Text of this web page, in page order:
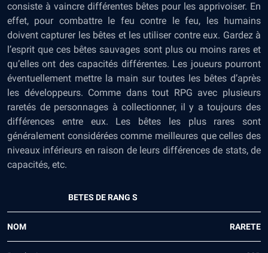
consiste à vaincre différentes bêtes pour les apprivoiser. En
effet, pour combattre le feu contre le feu, les humains
doivent capturer les bêtes et les utiliser contre eux. Gardez à
l’esprit que ces bêtes sauvages sont plus ou moins rares et
qu’elles ont des capacités différentes. Les joueurs pourront
éventuellement mettre la main sur toutes les bêtes d’après
les développeurs. Comme dans tout RPG avec plusieurs
raretés de personnages à collectionner, il y a toujours des
différences entre eux. Les bêtes les plus rares sont
généralement considérées comme meilleures que celles des
niveaux inférieurs en raison de leurs différences de stats, de
capacités, etc.
BETES DE RANG S
NOM RARETE